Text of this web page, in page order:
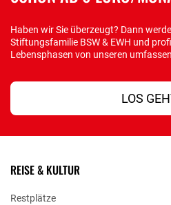
Haben wir Sie überzeugt? Dann
Stiftungsfamilie BSW & EWH und
Lebensphasen von unseren
LOS
REISE & KULTUR
Restplätze